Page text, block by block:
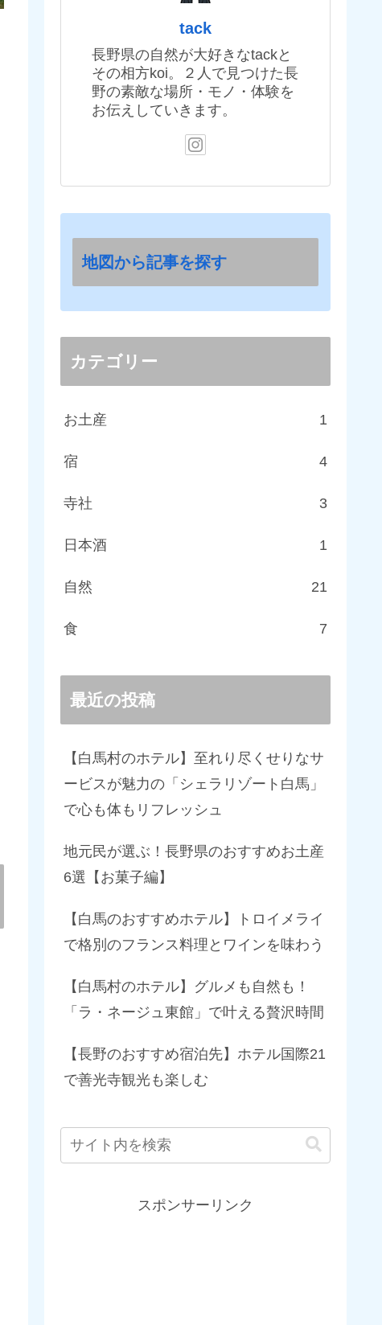
tack
長野県の自然が大好きなtackと
その相方koi。２人で見つけた長
野の素敵な場所・モノ・体験を
お伝えしていきます。
地図から記事を探す
カテゴリー
お土産 1
宿 4
寺社 3
日本酒 1
自然 21
食 7
最近の投稿
【白馬村のホテル】至れり尽くせりなサ
ービスが魅力の「シェラリゾート白馬」
で心も体もリフレッシュ
地元民が選ぶ！長野県のおすすめお土産
6選【お菓子編】
【白馬のおすすめホテル】トロイメライ
で格別のフランス料理とワインを味わう
【白馬村のホテル】グルメも自然も！
「ラ・ネージュ東館」で叶える贅沢時間
【長野のおすすめ宿泊先】ホテル国際21
で善光寺観光も楽しむ
スポンサーリンク